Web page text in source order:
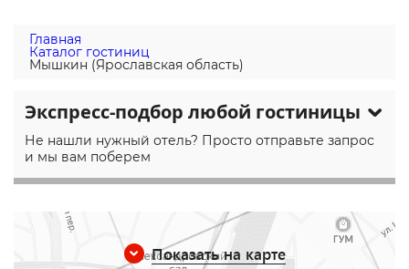
Главная
Каталог гостиниц
Мышкин (Ярославская область)
Экспресс-подбор любой гостиницы
Не нашли нужный отель? Просто отправьте запрос
и мы вам поберем
Показать на карте